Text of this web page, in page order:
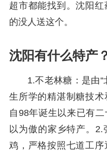
超市都能找到。沈阳
的没人送这个。
沈阳有什么特产
1.不老林糖：是由
生所学的精湛制糖技术
自98年诞生以来已有二
以为傲的家乡特产。
鸡，严格按照七道工